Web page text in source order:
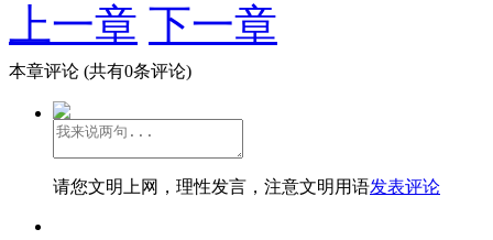
上一章 下一章
本章评论 (共有0条评论)
请您文明上网，理性发言，注意文明用语发表评论